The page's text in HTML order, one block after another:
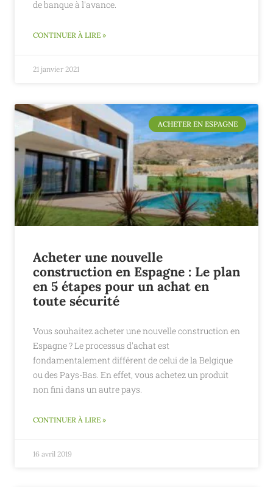
de banque à l'avance.
CONTINUER À LIRE »
21 janvier 2021
ACHETER EN ESPAGNE
Acheter une nouvelle
construction en Espagne : Le plan
en 5 étapes pour un achat en
toute sécurité
Vous souhaitez acheter une nouvelle construction en
Espagne ? Le processus d'achat est
fondamentalement différent de celui de la Belgique
ou des Pays-Bas. En effet, vous achetez un produit
non fini dans un autre pays.
CONTINUER À LIRE »
16 avril 2019